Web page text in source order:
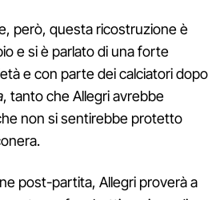
però, questa ricostruzione è
e si è parlato di una forte
e con parte dei calciatori dopo
, tanto che Allegri avrebbe
non si sentirebbe protetto
post-partita, Allegri proverà a